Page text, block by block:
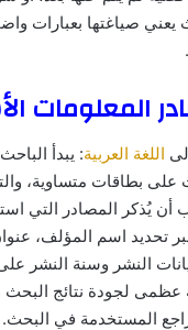
يعني صياغتها بعبارات
اللغة العربية: يبدأ
على بطاقات متساوية،
أن يُذكر المصادر التي
تحديد اسم المؤلف،
النشر وسنة النشر
لجودة نتائج البحث
المستخدمة في البحث.